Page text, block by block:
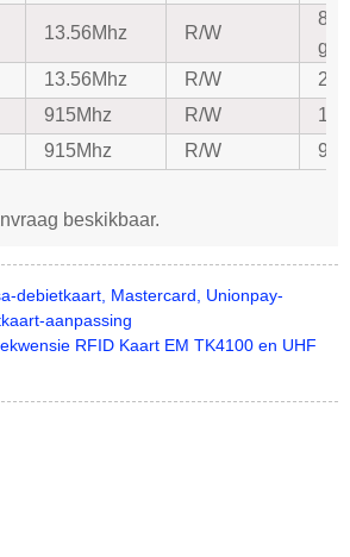
13.56Mhz R/W
888
13.56Mhz R/W
915Mhz R/W
915Mhz R/W 96-
beskikbaar.
debietkaart, Mastercard, Unionpay-
aanpassing
RFID Kaart EM TK4100 en UHF